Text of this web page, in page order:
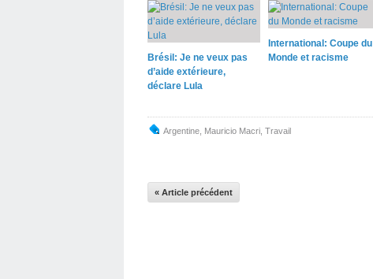
Brésil: Je ne veux pas
d’aide extérieure,
déclare Lula
International: Coupe du
Monde et racisme
Argentine Mauricio Macri Travail
« Article précédent